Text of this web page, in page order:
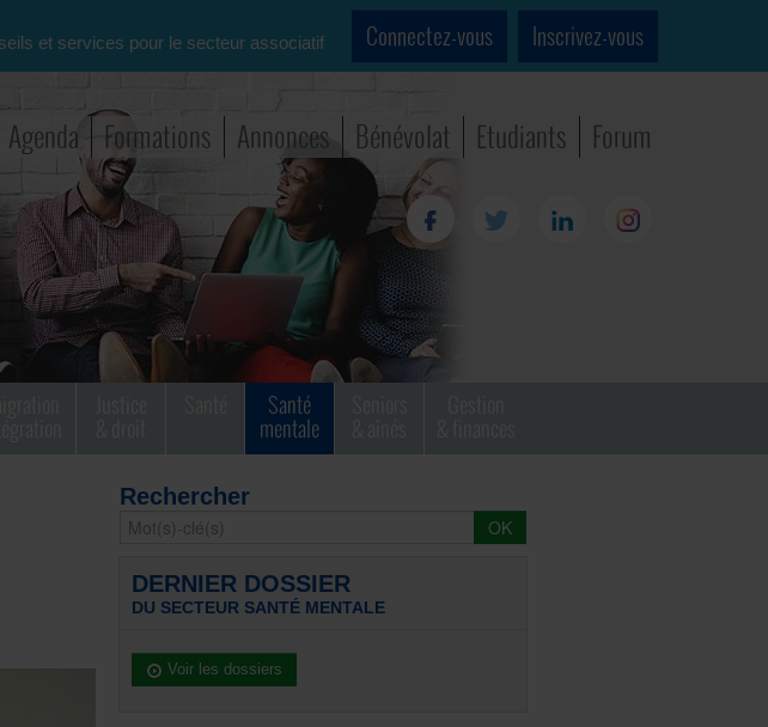
et services pour le secteur associatif Connectez-vous Inscrivez-vous
Agenda Formations Annonces Bénévolat Etudiants Forum
Santé
mentale
Rechercher
DERNIER DOSSIER
DU SECTEUR SANTÉ MENTALE
Voir les dossiers